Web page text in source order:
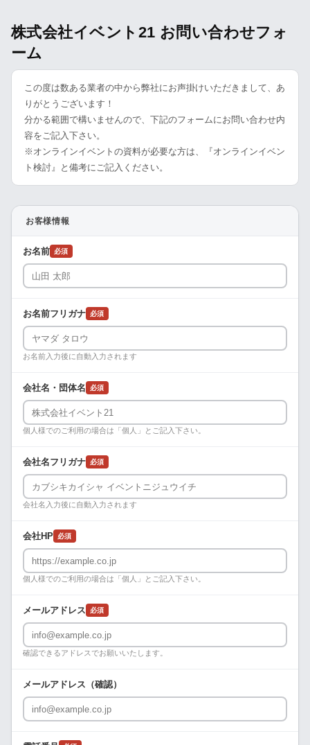
株式会社イベント21 お問い合わせフォ
ーム
この度は数ある業者の中から弊社にお声掛けいただきまして、あ
りがとうございます！
分かる範囲で構いませんので、下記のフォームにお問い合わせ内
容をご記入下さい。
※オンラインイベントの資料が必要な方は、『オンラインイベン
ト検討』と備考にご記入ください。
お客様情報
お名前 必須
お名前フリガナ 必須
お名前入力後に自動入力されます
会社名・団体名 必須
個人様でのご利用の場合は「個人」とご記入下さい。
会社名フリガナ 必須
会社名入力後に自動入力されます
会社HP 必須
個人様でのご利用の場合は「個人」とご記入下さい。
メールアドレス 必須
確認できるアドレスでお願いいたします。
メールアドレス（確認）